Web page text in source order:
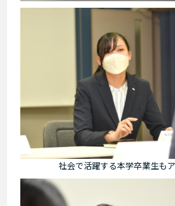
社会で活躍する本学卒業生も